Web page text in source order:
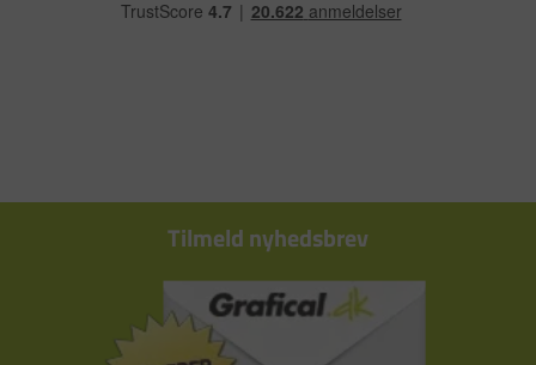
Tilmeld nyhedsbrev